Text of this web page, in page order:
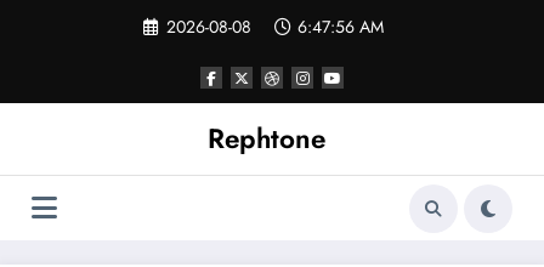
ツ
キ
2026-08-08 6:47:57 AM
Rephtone